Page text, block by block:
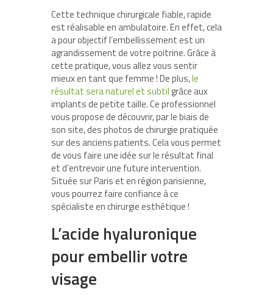
Cette technique chirurgicale fiable, rapide
est réalisable en ambulatoire. En effet, cela
a pour objectif l’embellissement est un
agrandissement de votre poitrine. Grâce à
cette pratique, vous allez vous sentir
mieux en tant que femme ! De plus,le
résultat sera naturel et subtil grâce aux
implants de petite taille. Ce professionnel
vous propose de découvrir, par le biais de
son site, des photos de chirurgie pratiquée
sur des anciens patients. Cela vous permet
de vous faire une idée sur le résultat final
et d’entrevoir une future intervention.
Située sur Paris et en région parisienne,
vous pourrez faire confiance à ce
spécialiste en chirurgie esthétique !
L’acide hyaluronique
pour embellir votre
visage